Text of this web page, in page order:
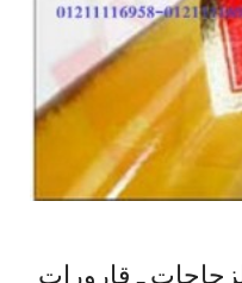
ـ قارورات